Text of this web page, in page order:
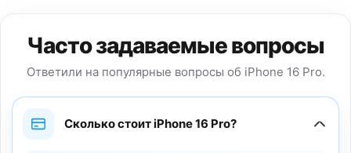
Часто задаваемые вопросы
Ответили на популярные вопросы об iPhone 16 Pro.
Сколько стоит iPhone 16 Pro?